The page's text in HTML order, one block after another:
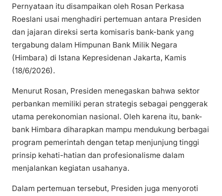
Pernyataan itu disampaikan oleh Rosan Perkasa
Roeslani usai menghadiri pertemuan antara Presiden
dan jajaran direksi serta komisaris bank-bank yang
tergabung dalam Himpunan Bank Milik Negara
(Himbara) di Istana Kepresidenan Jakarta, Kamis
(18/6/2026).
Menurut Rosan, Presiden menegaskan bahwa sektor
perbankan memiliki peran strategis sebagai penggerak
utama perekonomian nasional. Oleh karena itu, bank-
bank Himbara diharapkan mampu mendukung berbagai
program pemerintah dengan tetap menjunjung tinggi
prinsip kehati-hatian dan profesionalisme dalam
menjalankan kegiatan usahanya.
Dalam pertemuan tersebut, Presiden juga menyoroti